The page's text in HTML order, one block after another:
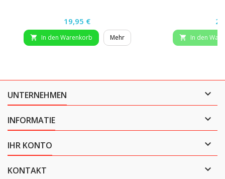
Preis
19,95 €
 In den Warenkorb Mehr  In den
UNTERNEHMEN 
INFORMATIE 
IHR KONTO 
KONTAKT 